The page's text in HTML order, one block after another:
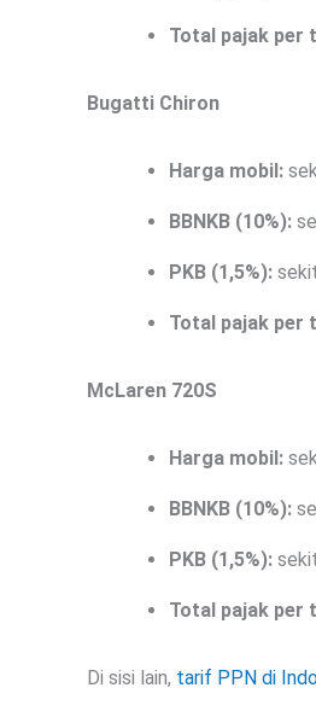
Total pajak per
Bugatti Chiron
Harga mobil:
BBNKB (10%):
PKB (1,5%):
Total pajak per
McLaren 720S
Harga mobil:
BBNKB (10%):
PKB (1,5%):
Total pajak per
Di sisi lain, tarif PPN di